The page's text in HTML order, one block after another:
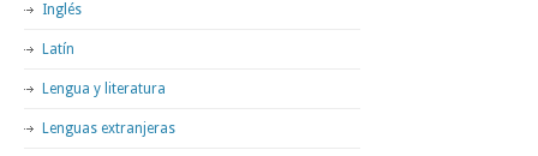
Inglés
Latín
Lengua y literatura
Lenguas extranjeras